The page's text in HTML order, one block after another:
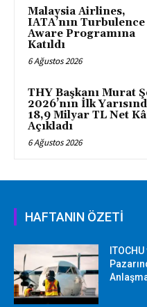
Malaysia Airlines,
IATA’nın Turbulence
Aware Programına
Katıldı
6 Ağustos 2026
THY Başkanı Murat
2026’nın İlk
18,9 Milyar TL Net
Açıkladı
6 Ağustos 2026
HAFTANIN ÖZETİ